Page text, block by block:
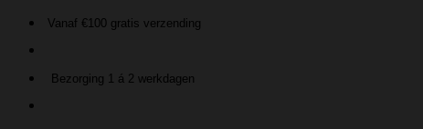
inhoud
Vanaf €100 gratis verzending
Bezorging 1 á 2 werkdagen